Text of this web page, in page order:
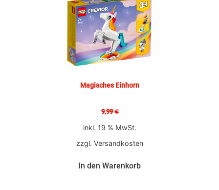
Magisches Einhorn
9,99€
inkl. 19 % MwSt.
zzgl. Versandkosten
In den Warenkorb